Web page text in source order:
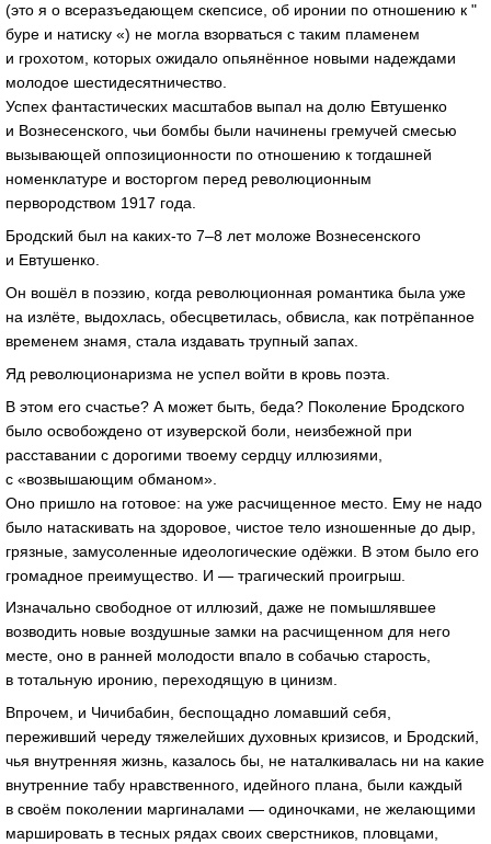
(это я о всеразъедающем скепсисе, об иронии по отношению к "
буре и натиску «) не могла взорваться с таким пламенем
и грохотом, которых ожидало опьянённое новыми надеждами
молодое шестидесятничество.
Успех фантастических масштабов выпал на долю Евтушенко
и Вознесенского, чьи бомбы были начинены гремучей смесью
вызывающей оппозиционности по отношению к тогдашней
номенклатуре и восторгом перед революционным
первородством 1917 года.
Бродский был на каких-то 7–8 лет моложе Вознесенского
и Евтушенко.
Он вошёл в поэзию, когда революционная романтика была уже
на излёте, выдохлась, обесцветилась, обвисла, как потрёпанное
временем знамя, стала издавать трупный запах.
Яд революционаризма не успел войти в кровь поэта.
В этом его счастье? А может быть, беда? Поколение Бродского
было освобождено от изуверской боли, неизбежной при
расставании с дорогими твоему сердцу иллюзиями,
с «возвышающим обманом».
Оно пришло на готовое: на уже расчищенное место. Ему не надо
было натаскивать на здоровое, чистое тело изношенные до дыр,
грязные, замусоленные идеологические одёжки. В этом было его
громадное преимущество. И — трагический проигрыш.
Изначально свободное от иллюзий, даже не помышлявшее
возводить новые воздушные замки на расчищенном для него
месте, оно в ранней молодости впало в собачью старость,
в тотальную иронию, переходящую в цинизм.
Впрочем, и Чичибабин, беспощадно ломавший себя,
переживший череду тяжелейших духовных кризисов, и Бродский,
чья внутренняя жизнь, казалось бы, не наталкивалась ни на какие
внутренние табу нравственного, идейного плана, были каждый
в своём поколении маргиналами — одиночками, не желающими
маршировать в тесных рядах своих сверстников, пловцами,